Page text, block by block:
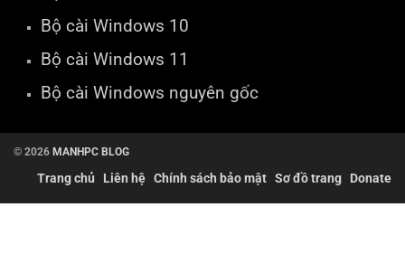
Bộ cài Windows 10
Bộ cài Windows 11
Bộ cài Windows nguyên gốc
© 2026 MANHPC BLOG
Trang chủ Liên hệ Chính sách bảo mật Sơ đồ trang Donate